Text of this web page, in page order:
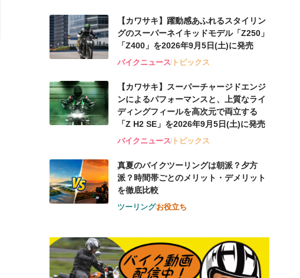
【カワサキ】躍動感あふれるスタイリン
グのスーパーネイキッドモデル「Z250」
「Z400」を2026年9月5日(土)に発売
バイクニューストピックス
【カワサキ】スーパーチャージドエンジ
ンによるパフォーマンスと、上質なライ
ディングフィールを高次元で両立する
「Z H2 SE」を2026年9月5日(土)に発売
バイクニューストピックス
真夏のバイクツーリングは朝派？夕方
派？時間帯ごとのメリット・デメリット
を徹底比較
ツーリングお役立ち